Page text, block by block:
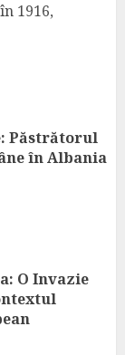
1916,
Păstrătorul
în Albania
O Invazie